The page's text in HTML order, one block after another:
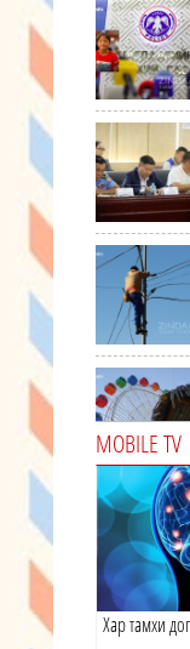
MOBILE TV
Хар тамхи